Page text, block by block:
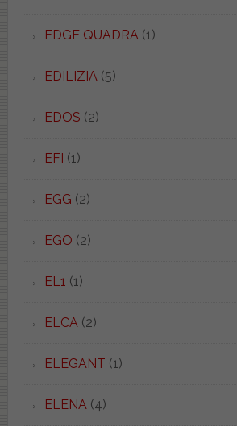
EDGE QUADRA(1)
EDILIZIA(5)
EDOS (2)
EFI (1)
EGG (2)
EGO (2)
EL1 (1)
ELCA(2)
ELEGANT (1)
ELENA(4)